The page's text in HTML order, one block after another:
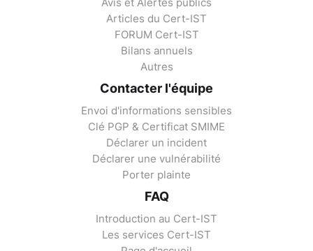
Articles du Cert-IST
FORUM Cert-IST
Bilans annuels
Autres
Contacter l'équipe
Envoi d'informations sensibles
Clé PGP & Certificat SMIME
Déclarer un incident
Déclarer une vulnérabilité
Porter plainte
FAQ
Introduction au Cert-IST
Les services Cert-IST